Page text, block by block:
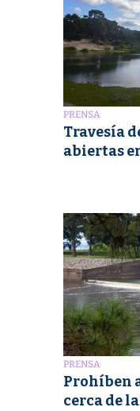
PRENSA
Travesía
abiertas
PRENSA
Prohíben
cerca de